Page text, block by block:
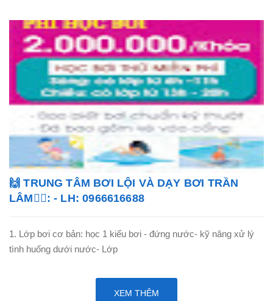
🙌 TRUNG TÂM BƠI LỘI VÀ DẠY BƠI TRẦN
LÂM🏊‍♂️: - LH: 0966616688
1. Lớp bơi cơ bản: học 1 kiểu bơi - đứng nước- kỹ năng xử lý
tình huống dưới nước- Lớp
XEM THÊM